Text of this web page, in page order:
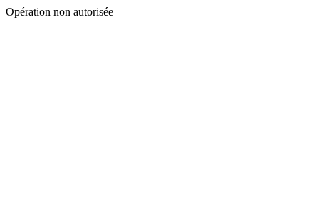
Opération non autorisée